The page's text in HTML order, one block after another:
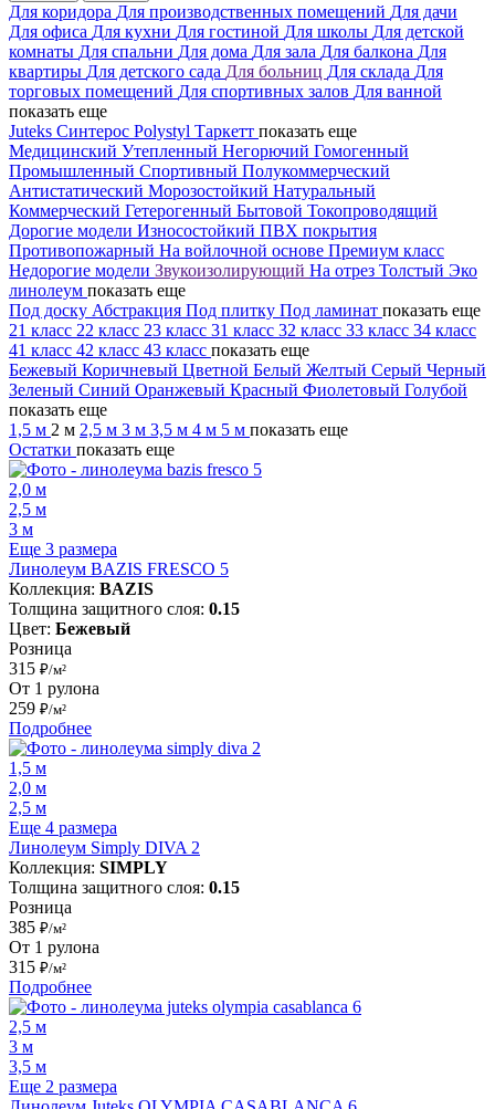
Для коридора Для производственных помещений Для дачи
Для офиса Для кухни Для гостиной Для школы Для детской
комнаты Для спальни Для дома Для зала Для балкона Для
квартиры Для детского сада Для больниц Для склада Для
торговых помещений Для спортивных залов Для ванной
показать еще
Juteks Синтерос Polystyl Таркетт показать еще
Медицинский Утепленный Негорючий Гомогенный
Промышленный Спортивный Полукоммерческий
Антистатический Морозостойкий Натуральный
Коммерческий Гетерогенный Бытовой Токопроводящий
Дорогие модели Износостойкий ПВХ покрытия
Противопожарный На войлочной основе Премиум класс
Недорогие модели Звукоизолирующий На отрез Толстый Эко
линолеум показать еще
Под доску Абстракция Под плитку Под ламинат показать еще
21 класс 22 класс 23 класс 31 класс 32 класс 33 класс 34 класс
41 класс 42 класс 43 класс показать еще
Бежевый Коричневый Цветной Белый Желтый Серый Черный
Зеленый Синий Оранжевый Красный Фиолетовый Голубой
показать еще
1,5 м 2 м 2,5 м 3 м 3,5 м 4 м 5 м показать еще
Остатки показать еще
2,0 м
2,5 м
3 м
Еще 3 размера
Линолеум BAZIS FRESCO 5
Коллекция: BAZIS
Толщина защитного слоя: 0.15
Цвет: Бежевый
Розница
315 ₽/м²
От 1 рулона
259 ₽/м²
Подробнее
1,5 м
2,0 м
2,5 м
Еще 4 размера
Линолеум Simply DIVA 2
Коллекция: SIMPLY
Толщина защитного слоя: 0.15
Розница
385 ₽/м²
От 1 рулона
315 ₽/м²
Подробнее
2,5 м
3 м
3,5 м
Еще 2 размера